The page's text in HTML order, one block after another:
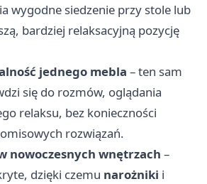
wygodne siedzenie przy stole lub
bardziej relaksacyjną pozycję
jednego mebla – ten sam
się do rozmów, oglądania
relaksu, bez konieczności
rozwiązań.
nowoczesnych wnętrzach –
dzięki czemu narożniki i